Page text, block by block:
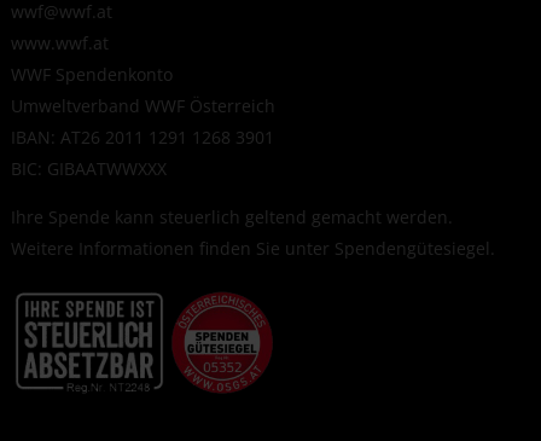
wwf@wwf.at
www.wwf.at
WWF Spendenkonto
Umweltverband WWF Österreich
IBAN: AT26 2011 1291 1268 3901
BIC: GIBAATWWXXX
Ihre Spende kann steuerlich geltend gemacht werden.
Weitere Informationen finden Sie unter Spendengütesiegel.